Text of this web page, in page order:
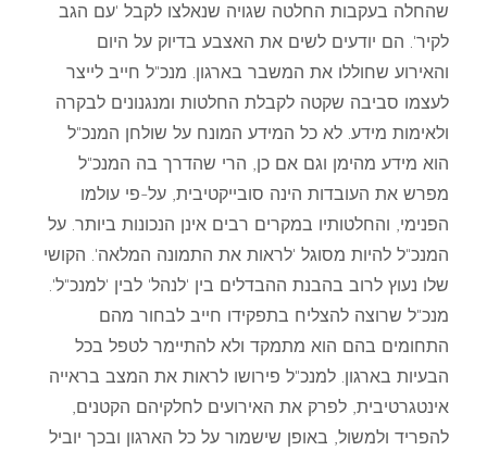
שהחלה בעקבות החלטה שגויה שנאלצו לקבל 'עם הגב
לקיר'. הם יודעים לשים את האצבע בדיוק על היום
והאירוע שחוללו את המשבר בארגון. מנכ"ל חייב לייצר
לעצמו סביבה שקטה לקבלת החלטות ומנגנונים לבקרה
ולאימות מידע. לא כל המידע המונח על שולחן המנכ"ל
הוא מידע מהימן וגם אם כן, הרי שהדרך בה המנכ"ל
מפרש את העובדות הינה סובייקטיבית, על-פי עולמו
הפנימי, והחלטותיו במקרים רבים אינן הנכונות ביותר. על
המנכ"ל להיות מסוגל 'לראות את התמונה המלאה'. הקושי
שלו נעוץ לרוב בהבנת ההבדלים בין 'לנהל' לבין 'למנכ"ל'.
מנכ"ל שרוצה להצליח בתפקידו חייב לבחור מהם
התחומים בהם הוא מתמקד ולא להתיימר לטפל בכל
הבעיות בארגון. למנכ"ל פירושו לראות את המצב בראייה
אינטגרטיבית, לפרק את האירועים לחלקיהם הקטנים,
להפריד ולמשול, באופן שישמור על כל הארגון ובכך יוביל